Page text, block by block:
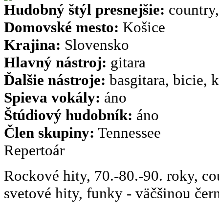
Hudobný štýl presnejšie:
Domovské mesto: Košice
Krajina: Slovensko
Hlavný nástroj: gitara
Ďalšie nástroje: basgitara, bicie,
Spieva vokály: áno
Štúdiový hudobník: áno
Člen skupiny: Tennessee
Repertoár
Rockové hity, 70.-80.-90. roky,
svetové hity, funky - väčšinou